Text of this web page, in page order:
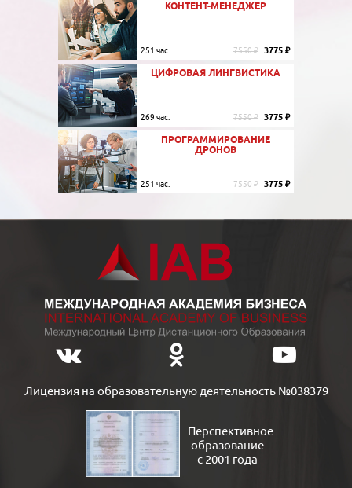
КОНТЕНТ-МЕНЕДЖЕР
251 час. 7550 ₽ 3775 ₽
ЦИФРОВАЯ ЛИНГВИСТИКА
269 час. 7550 ₽ 3775 ₽
ПРОГРАММИРОВАНИЕ
ДРОНОВ
251 час. 7550 ₽ 3775 ₽
Лицензия на образовательную деятельность №038379
Перспективное
образование
с 2001 года